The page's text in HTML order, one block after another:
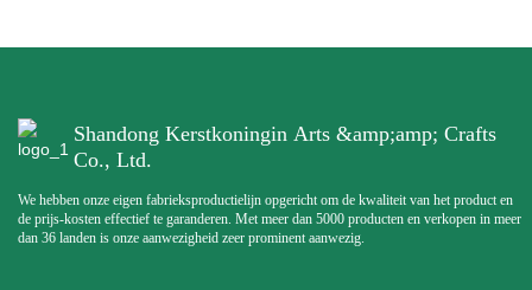
Shandong Kerstkoningin Arts &amp;amp; Crafts
Co., Ltd.
We hebben onze eigen fabrieksproductielijn opgericht om de kwaliteit van het product en
de prijs-kosten effectief te garanderen. Met meer dan 5000 producten en verkopen in meer
dan 36 landen is onze aanwezigheid zeer prominent aanwezig.